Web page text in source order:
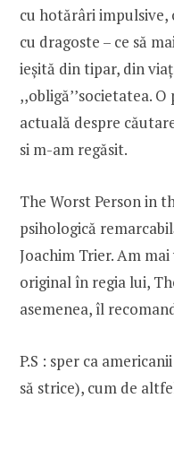
cu hotărâri impulsive,
cu dragoste – ce să
ieșită din tipar, din
,,obligă’’societatea.
actuală despre
si m-am regăsit.
The Worst Person in
psihologică
Joachim Trier. Am
original în regia lui,
asemenea, îl
P.S : sper ca
să strice), cum de